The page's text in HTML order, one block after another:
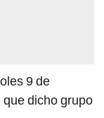
9 de
dicho grupo